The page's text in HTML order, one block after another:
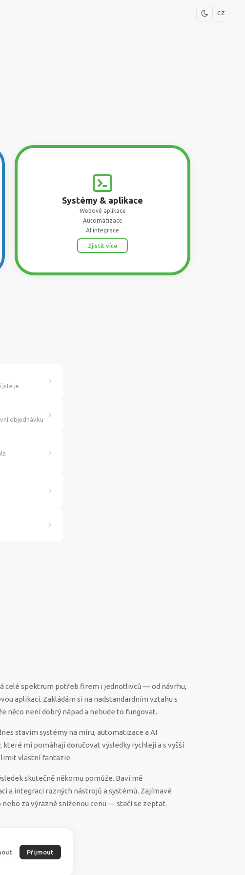
CZ
Systémy & aplikace
Webové aplikace
Automatizace
AI integrace
Zjistit více
jste je
objednávku
celé spektrum potřeb firem i jednotlivců — od návrhu,
aplikaci. Zakládám si na nadstandardním vztahu s
něco není dobrý nápad a nebude to fungovat.
stavím systémy na míru, automatizace a AI
mi pomáhají doručovat výsledky rychleji a s vyšší
limit vlastní fantazie.
skutečně někomu pomůže. Baví mě
a integraci různých nástrojů a systémů. Zajímavé
za výrazně sníženou cenu — stačí se zeptat.
Přijmout